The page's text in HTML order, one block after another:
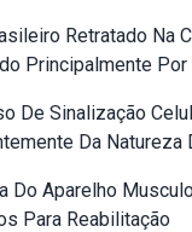
Retratado Na
Principalmente Por
De Sinalização
Da Natureza
Do Aparelho
Para Reabilitação